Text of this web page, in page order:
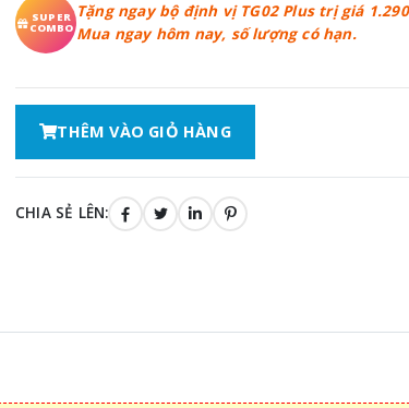
SUPER
COMBO
Tặng ngay bộ định vị TG02 Plus trị giá
Mua ngay hôm nay, số lượng có hạn.
THÊM VÀO GIỎ HÀNG
CHIA SẺ LÊN: